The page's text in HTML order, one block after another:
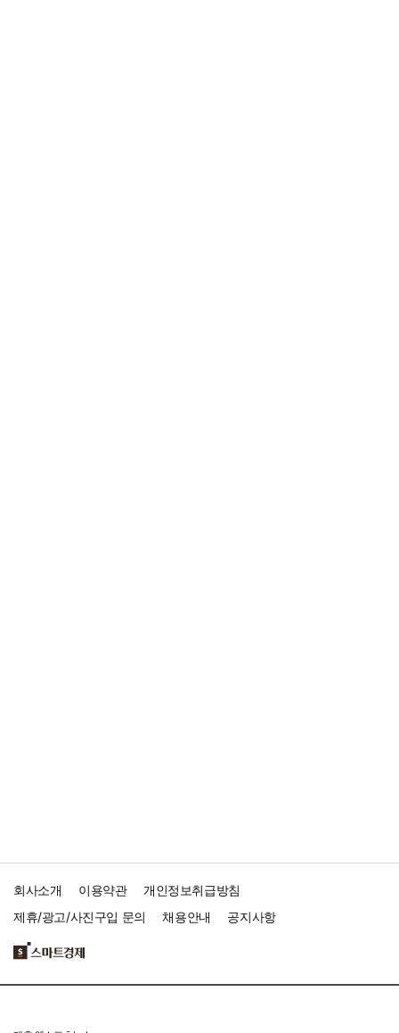
회사소개 이용약관
개인정보취급방침
제휴/광고/사진구입 문의
채용안내 공지사항